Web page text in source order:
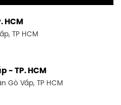
HCM
TP HCM
- TP. HCM
Gò Vấp, TP HCM